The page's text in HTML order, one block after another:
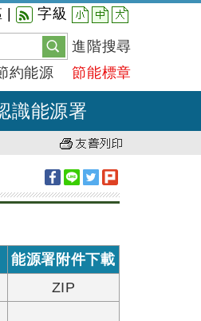
字級 小 中 大
進階搜尋
約能源 節能標章
識能源署
能源署附件下載
ZIP